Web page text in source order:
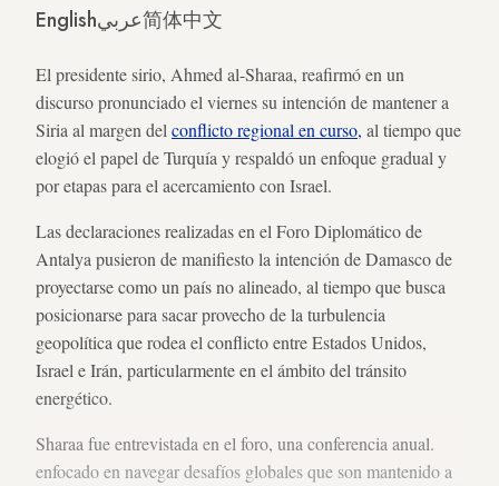
Englishعربي简体中文
El presidente sirio, Ahmed al-Sharaa, reafirmó en un
discurso pronunciado el viernes su intención de mantener a
Siria al margen del conflicto regional en curso, al tiempo que
elogió el papel de Turquía y respaldó un enfoque gradual y
por etapas para el acercamiento con Israel.
Las declaraciones realizadas en el Foro Diplomático de
Antalya pusieron de manifiesto la intención de Damasco de
proyectarse como un país no alineado, al tiempo que busca
posicionarse para sacar provecho de la turbulencia
geopolítica que rodea el conflicto entre Estados Unidos,
Israel e Irán, particularmente en el ámbito del tránsito
energético.
Sharaa fue entrevistada en el foro, una conferencia anual.
enfocado en navegar desafíos globales que son mantenido a